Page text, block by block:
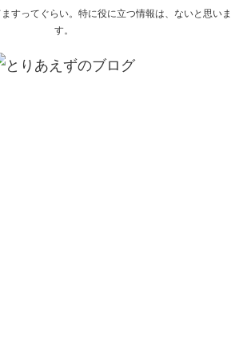
すってぐらい。特に役に立つ情報は、ないと思いま
す。